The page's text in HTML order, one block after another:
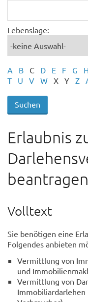
Lebenslage:
A B C D E F G H
T
U V W X Y Z
Erlaubnis
beantragen
Volltext
Sie benötigen eine
Folgendes anbieten
Vermittlung von
und
Vermittlung von